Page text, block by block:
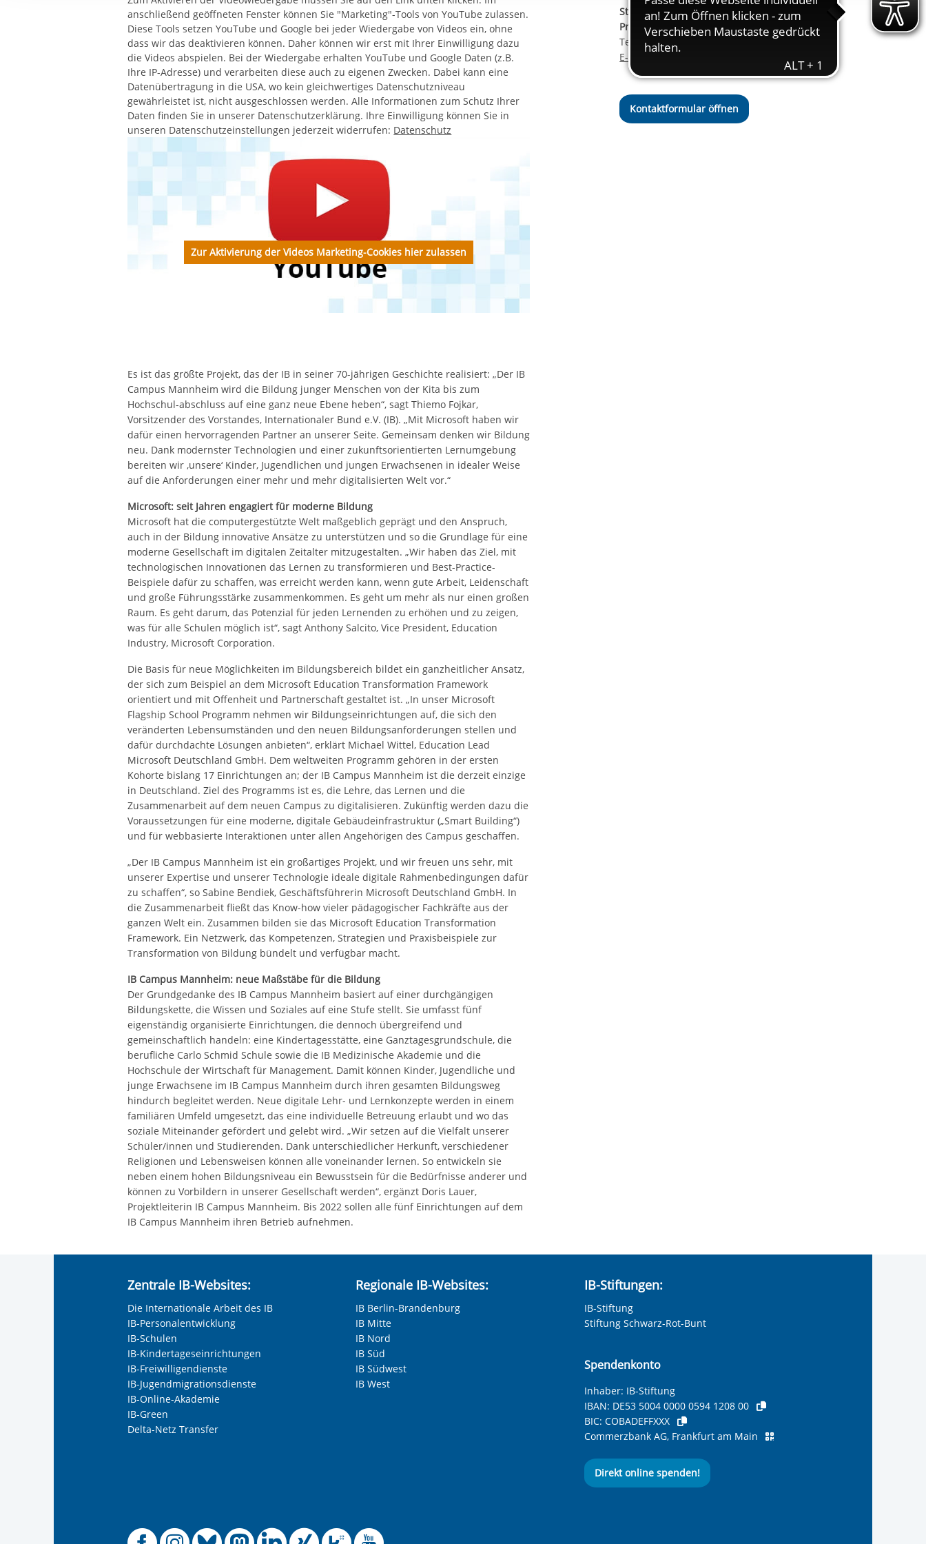
Ihre etwaige Einwilligung erstreckt sich nicht auf notwendige Cookies, die erforderlich zur Bereitstellung
der von Ihnen aufgerufenen und somit gewünschten Website-Funktionen sind. Diese Cookies setzen wir
aufgrund berechtigter Interessen und daher unabhängig von einer Einwilligung.
anschließend geöffneten Fenster können Sie "Marketing"-Tools von YouTube zulassen.
Diese Tools setzen YouTube und Google bei jeder Wiedergabe von Videos ein, ohne
dass wir das deaktivieren können. Daher können wir erst mit Ihrer Einwilligung dazu
die Videos abspielen. Bei der Wiedergabe erhalten YouTube und Google Daten (z.B.
Ihre IP-Adresse) und verarbeiten diese auch zu eigenen Zwecken. Dabei kann eine
Datenübertragung in die USA, wo kein gleichwertiges Datenschutzniveau
gewährleistet ist, nicht ausgeschlossen werden. Alle Informationen zum Schutz Ihrer
Daten finden Sie in unserer Datenschutzerklärung. Ihre Einwilligung können Sie in
unseren Datenschutzeinstellungen jederzeit widerrufen: Datenschutz
Zur Aktivierung der Videos Marketing-Cookies hier zulassen
Es ist das größte Projekt, das der IB in seiner 70-jährigen Geschichte realisiert: „Der IB
Campus Mannheim wird die Bildung junger Menschen von der Kita bis zum
Hochschul-abschluss auf eine ganz neue Ebene heben“, sagt Thiemo Fojkar,
Vorsitzender des Vorstandes, Internationaler Bund e.V. (IB). „Mit Microsoft haben wir
dafür einen hervorragenden Partner an unserer Seite. Gemeinsam denken wir Bildung
neu. Dank modernster Technologien und einer zukunftsorientierten Lernumgebung
bereiten wir ‚unsere‘ Kinder, Jugendlichen und jungen Erwachsenen in idealer Weise
auf die Anforderungen einer mehr und mehr digitalisierten Welt vor.“
Microsoft: seit Jahren engagiert für moderne Bildung
Microsoft hat die computergestützte Welt maßgeblich geprägt und den Anspruch,
auch in der Bildung innovative Ansätze zu unterstützen und so die Grundlage für eine
moderne Gesellschaft im digitalen Zeitalter mitzugestalten. „Wir haben das Ziel, mit
technologischen Innovationen das Lernen zu transformieren und Best-Practice-
Beispiele dafür zu schaffen, was erreicht werden kann, wenn gute Arbeit, Leidenschaft
und große Führungsstärke zusammenkommen. Es geht um mehr als nur einen großen
Raum. Es geht darum, das Potenzial für jeden Lernenden zu erhöhen und zu zeigen,
was für alle Schulen möglich ist“, sagt Anthony Salcito, Vice President, Education
Industry, Microsoft Corporation.
Die Basis für neue Möglichkeiten im Bildungsbereich bildet ein ganzheitlicher Ansatz,
der sich zum Beispiel an dem Microsoft Education Transformation Framework
orientiert und mit Offenheit und Partnerschaft gestaltet ist. „In unser Microsoft
Flagship School Programm nehmen wir Bildungseinrichtungen auf, die sich den
veränderten Lebensumständen und den neuen Bildungsanforderungen stellen und
dafür durchdachte Lösungen anbieten“, erklärt Michael Wittel, Education Lead
Microsoft Deutschland GmbH. Dem weltweiten Programm gehören in der ersten
Kohorte bislang 17 Einrichtungen an; der IB Campus Mannheim ist die derzeit einzige
in Deutschland. Ziel des Programms ist es, die Lehre, das Lernen und die
Zusammenarbeit auf dem neuen Campus zu digitalisieren. Zukünftig werden dazu die
Voraussetzungen für eine moderne, digitale Gebäudeinfrastruktur („Smart Building“)
und für webbasierte Interaktionen unter allen Angehörigen des Campus geschaffen.
„Der IB Campus Mannheim ist ein großartiges Projekt, und wir freuen uns sehr, mit
unserer Expertise und unserer Technologie ideale digitale Rahmenbedingungen dafür
zu schaffen“, so Sabine Bendiek, Geschäftsführerin Microsoft Deutschland GmbH. In
die Zusammenarbeit fließt das Know-how vieler pädagogischer Fachkräfte aus der
ganzen Welt ein. Zusammen bilden sie das Microsoft Education Transformation
Framework. Ein Netzwerk, das Kompetenzen, Strategien und Praxisbeispiele zur
Transformation von Bildung bündelt und verfügbar macht.
IB Campus Mannheim: neue Maßstäbe für die Bildung
Der Grundgedanke des IB Campus Mannheim basiert auf einer durchgängigen
Bildungskette, die Wissen und Soziales auf eine Stufe stellt. Sie umfasst fünf
eigenständig organisierte Einrichtungen, die dennoch übergreifend und
gemeinschaftlich handeln: eine Kindertagesstätte, eine Ganztagesgrundschule, die
berufliche Carlo Schmid Schule sowie die IB Medizinische Akademie und die
Hochschule der Wirtschaft für Management. Damit können Kinder, Jugendliche und
junge Erwachsene im IB Campus Mannheim durch ihren gesamten Bildungsweg
hindurch begleitet werden. Neue digitale Lehr- und Lernkonzepte werden in einem
familiären Umfeld umgesetzt, das eine individuelle Betreuung erlaubt und wo das
soziale Miteinander gefördert und gelebt wird. „Wir setzen auf die Vielfalt unserer
Schüler/innen und Studierenden. Dank unterschiedlicher Herkunft, verschiedener
Religionen und Lebensweisen können alle voneinander lernen. So entwickeln sie
neben einem hohen Bildungsniveau ein Bewusstsein für die Bedürfnisse anderer und
können zu Vorbildern in unserer Gesellschaft werden“, ergänzt Doris Lauer,
Projektleiterin IB Campus Mannheim. Bis 2022 sollen alle fünf Einrichtungen auf dem
IB Campus Mannheim ihren Betrieb aufnehmen.
Stellvertretende
Pressesprecherin
Telefon:+49 69 94545-126
E-Mail schreiben
Kontaktformular öffnen
Zentrale IB-Websites:
Die Internationale Arbeit des IB
IB-Personalentwicklung
IB-Schulen
IB-Kindertageseinrichtungen
IB-Freiwilligendienste
IB-Jugendmigrationsdienste
IB-Online-Akademie
IB-Green
Delta-Netz Transfer
Regionale IB-Websites:
IB Berlin-Brandenburg
IB Mitte
IB Nord
IB Süd
IB Südwest
IB West
IB-Stiftungen:
IB-Stiftung
Stiftung Schwarz-Rot-Bunt
Spendenkonto
Inhaber: IB-Stiftung
IBAN: DE53 5004 0000 0594 1208 00
BIC: COBADEFFXXX
Commerzbank AG, Frankfurt am Main
Direkt online spenden!